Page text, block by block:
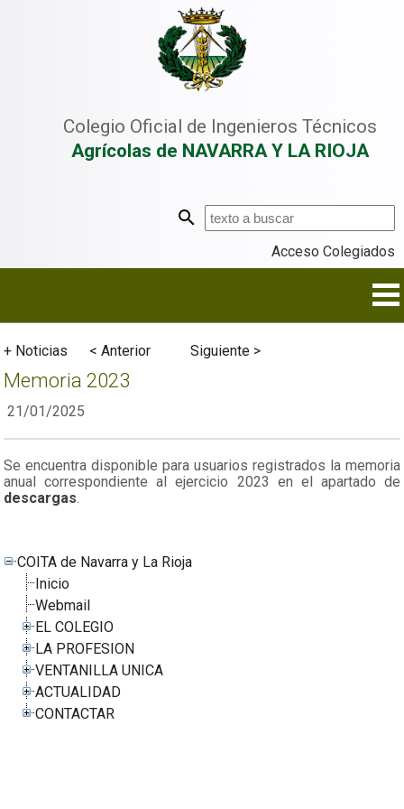
Colegio Oficial de Ingenieros Técnicos
Agrícolas de NAVARRA Y LA RIOJA
Acceso Colegiados
+ Noticias < Anterior Siguiente >
Memoria 2023
21/01/2025
Se encuentra disponible para usuarios registrados la memoria
anual correspondiente al ejercicio 2023 en el apartado de
descargas.
COITA de Navarra y La Rioja
Inicio
Webmail
EL COLEGIO
LA PROFESION
VENTANILLA UNICA
ACTUALIDAD
CONTACTAR